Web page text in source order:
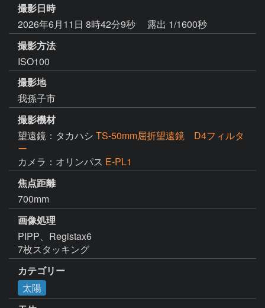
撮影日時
2026年6月11日 8時42分9秒
露出 1/1600秒
撮影方法
ISO100
撮影地
我孫子市
撮影機材
望遠鏡：タカハシ TS-50mm屈折望遠鏡 D4フィルタ
ー
カメラ：オリンパス E-PL1
焦点距離
700mm
画像処理
PIPP、Registax6
7枚スタッキング
カテゴリー
太陽